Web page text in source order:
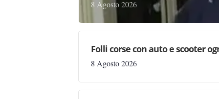
8 Agosto 2026
Folli corse con auto e scooter
8 Agosto 2026